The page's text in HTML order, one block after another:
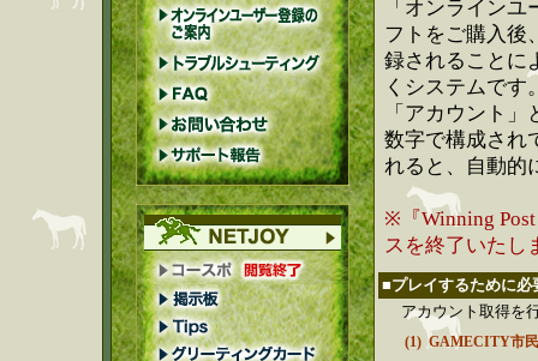
「オンライン
フトをご購入後
録されることに
くシステムです
「アカウント
数字で構成され
れると、自動的
※『Winning
スを終了いたし
■プレイするために必
アカウント取得を
(1) GAMECITY市